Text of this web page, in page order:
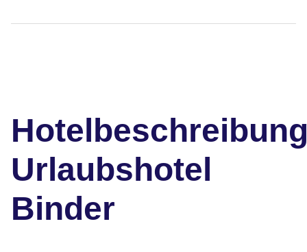
Urlaubshotel
Binder